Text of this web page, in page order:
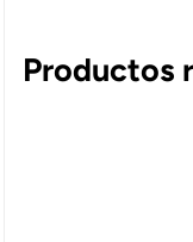
Productos